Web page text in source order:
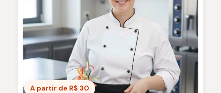
A partir de R$ 30